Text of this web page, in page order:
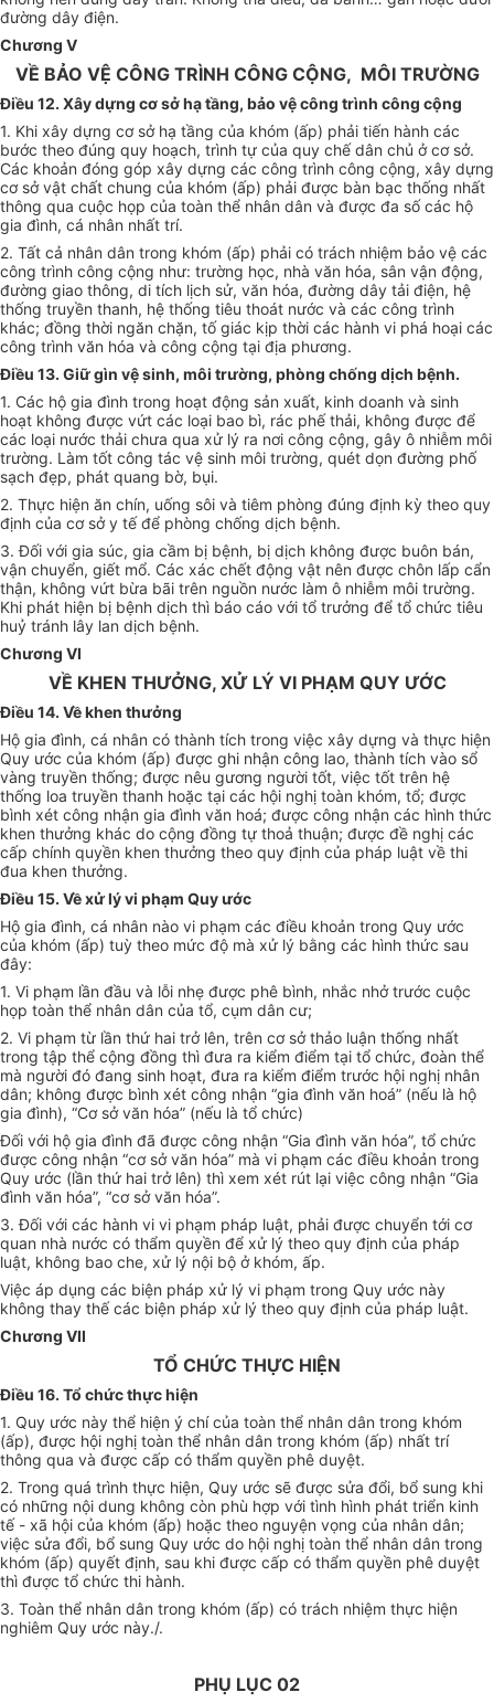
đường dây điện.
Chương V
VỀ BẢO VỆ CÔNG TRÌNH CÔNG CỘNG, MÔI TRƯỜNG
Điều 12. Xây dựng cơ sở hạ tầng, bảo vệ công trình công cộng
1. Khi xây dựng cơ sở hạ tầng của khóm (ấp) phải tiến hành các
bước theo đúng quy hoạch, trình tự của quy chế dân chủ ở cơ sở.
Các khoản đóng góp xây dựng các công trình công cộng, xây dựng
cơ sở vật chất chung của khóm (ấp) phải được bàn bạc thống nhất
thông qua cuộc họp của toàn thể nhân dân và được đa số các hộ
gia đình, cá nhân nhất trí.
2. Tất cả nhân dân trong khóm (ấp) phải có trách nhiệm bảo vệ các
công trình công cộng như: trường học, nhà văn hóa, sân vận động,
đường giao thông, di tích lịch sử, văn hóa, đường dây tải điện, hệ
thống truyền thanh, hệ thống tiêu thoát nước và các công trình
khác; đồng thời ngăn chặn, tố giác kịp thời các hành vi phá hoại các
công trình văn hóa và công cộng tại địa phương.
Điều 13. Giữ gìn vệ sinh, môi trường, phòng chống dịch bệnh.
1. Các hộ gia đình trong hoạt động sản xuất, kinh doanh và sinh
hoạt không được vứt các loại bao bì, rác phế thải, không được để
các loại nước thải chưa qua xử lý ra nơi công cộng, gây ô nhiễm môi
trường. Làm tốt công tác vệ sinh môi trường, quét dọn đường phố
sạch đẹp, phát quang bờ, bụi.
2. Thực hiện ăn chín, uống sôi và tiêm phòng đúng định kỳ theo quy
định của cơ sở y tế để phòng chống dịch bệnh.
3. Đối với gia súc, gia cầm bị bệnh, bị dịch không được buôn bán,
vận chuyển, giết mổ. Các xác chết động vật nên được chôn lấp cẩn
thận, không vứt bừa bãi trên nguồn nước làm ô nhiễm môi trường.
Khi phát hiện bị bệnh dịch thì báo cáo với tổ trưởng để tổ chức tiêu
huỷ tránh lây lan dịch bệnh.
Chương VI
VỀ KHEN THƯỞNG, XỬ LÝ VI PHẠM QUY ƯỚC
Điều 14. Về khen thưởng
Hộ gia đình, cá nhân có thành tích trong việc xây dựng và thực hiện
Quy ước của khóm (ấp) được ghi nhận công lao, thành tích vào sổ
vàng truyền thống; được nêu gương người tốt, việc tốt trên hệ
thống loa truyền thanh hoặc tại các hội nghị toàn khóm, tổ; được
bình xét công nhận gia đình văn hoá; được công nhận các hình thức
khen thưởng khác do cộng đồng tự thoả thuận; được đề nghị các
cấp chính quyền khen thưởng theo quy định của pháp luật về thi
đua khen thưởng.
Điều 15. Về xử lý vi phạm Quy ước
Hộ gia đình, cá nhân nào vi phạm các điều khoản trong Quy ước
của khóm (ấp) tuỳ theo mức độ mà xử lý bằng các hình thức sau
đây:
1. Vi phạm lần đầu và lỗi nhẹ được phê bình, nhắc nhở trước cuộc
họp toàn thể nhân dân của tổ, cụm dân cư;
2. Vi phạm từ lần thứ hai trở lên, trên cơ sở thảo luận thống nhất
trong tập thể cộng đồng thì đưa ra kiểm điểm tại tổ chức, đoàn thể
mà người đó đang sinh hoạt, đưa ra kiểm điểm trước hội nghị nhân
dân; không được bình xét công nhận “gia đình văn hoá” (nếu là hộ
gia đình), “Cơ sở văn hóa” (nếu là tổ chức)
Đối với hộ gia đình đã được công nhận “Gia đình văn hóa”, tổ chức
được công nhận “cơ sở văn hóa” mà vi phạm các điều khoản trong
Quy ước (lần thứ hai trở lên) thì xem xét rút lại việc công nhận “Gia
đình văn hóa”, “cơ sở văn hóa”.
3. Đối với các hành vi vi phạm pháp luật, phải được chuyển tới cơ
quan nhà nước có thẩm quyền để xử lý theo quy định của pháp
luật, không bao che, xử lý nội bộ ở khóm, ấp.
Việc áp dụng các biện pháp xử lý vi phạm trong Quy ước này
không thay thế các biện pháp xử lý theo quy định của pháp luật.
Chương VII
TỔ CHỨC THỰC HIỆN
Điều 16. Tổ chức thực hiện
1. Quy ước này thể hiện ý chí của toàn thể nhân dân trong khóm
(ấp), được hội nghị toàn thể nhân dân trong khóm (ấp) nhất trí
thông qua và được cấp có thẩm quyền phê duyệt.
2. Trong quá trình thực hiện, Quy ước sẽ được sửa đổi, bổ sung khi
có những nội dung không còn phù hợp với tình hình phát triển kinh
tế - xã hội của khóm (ấp) hoặc theo nguyện vọng của nhân dân;
việc sửa đổi, bổ sung Quy ước do hội nghị toàn thể nhân dân trong
khóm (ấp) quyết định, sau khi được cấp có thẩm quyền phê duyệt
thì được tổ chức thi hành.
3. Toàn thể nhân dân trong khóm (ấp) có trách nhiệm thực hiện
nghiêm Quy ước này./.
PHỤ LỤC 02